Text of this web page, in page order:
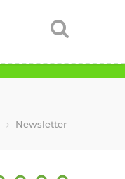
Newsletter